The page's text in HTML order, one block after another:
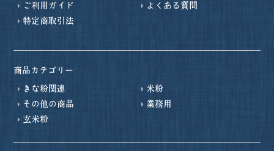
ご利用ガイド
よくある質問
特定商取引法
商品カテゴリー
きな粉関連
米粉
その他の商品
業務用
玄米粉